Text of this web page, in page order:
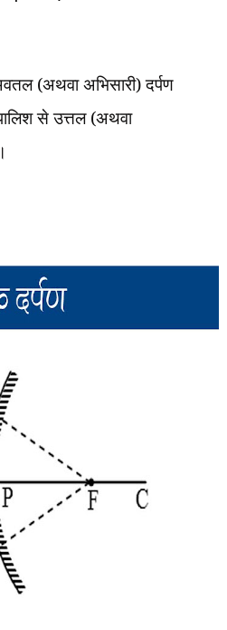
(अथवा अभिसारी) दर्पण
से उत्तल (अथवा